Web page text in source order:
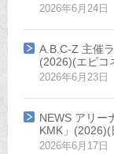
2026年6月24日
A.B.C-Z 主催
(2026)(エビコ
2026年6月23日
NEWS アリー
KMK」
2026年6月17日